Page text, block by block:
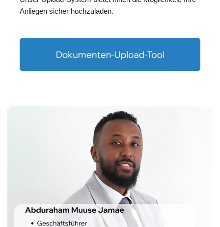
Anliegen sicher hochzuladen.